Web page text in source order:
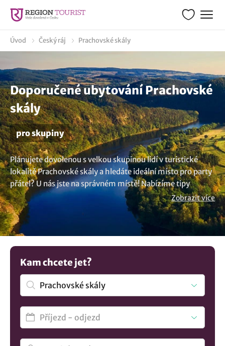
Úvod Český ráj Prachovské skály
Doporučené ubytování Prachovské
skály
pro skupiny
Plánujete dovolenou s velkou skupinou lidí v turistické
lokalitě Prachovské skály a hledáte ideální místo pro party
přátel? U nás jste na správném místě! Nabízíme tipy
pobytů pro skupiny 12, 20, 25, 30, 40, 50, 60, 100 osob a
více. Můžete se ubytovat kdekoliv, od útulných penzionů,
stylových hotelů až po velkokapacitní chaty. Užijte si
společné chvíle s přáteli nebo kolegy. Není to dost? Najděte
více unikátníchubytování v lokalitě Prachovské skály..
Jednoduše a přehledně.
Zobrazit více
Kam chcete jet?